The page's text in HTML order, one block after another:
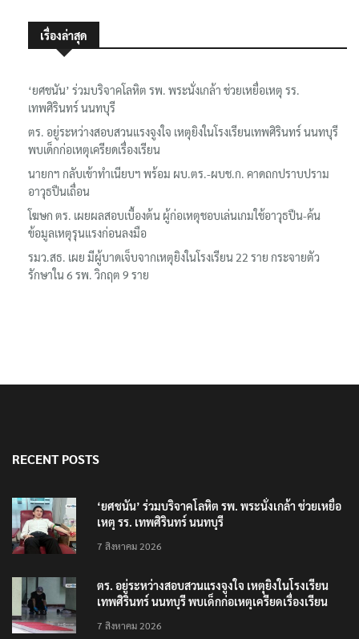
เรื่องล่าสุด
‘ยศชนัน’ ร่วมบริจาคโลหิต รพ. พระนั่งเกล้า ช่วยเหยื่อเหตุ รร.
เทพศิรินทร์ นนทบุรี
ตร. อยู่ระหว่างสอบสวนแรงจูงใจ เหตุยิงในโรงเรียนเทพศิรินทร์ นนทบุรี
พบเด็กก่อเหตุเครียดเรื่องเรียน
นายกฯ กลับเข้าทำเนียบฯ พร้อม ผบ.ตร.-ผบช.ก. คาดถกปราบปราม
อาวุธปืนเถื่อน
โฆษก ตร. เผยผลสอบเบื้องต้น ผู้ก่อเหตุชอบเล่นเกมใช้อาวุธปืน-ค้น
ข้อมูลเหตุรุนแรงก่อนลงมือ
รมว.สธ. เผย มีผู้บาดเจ็บจากเหตุยิงในโรงเรียน 22 ราย กระจายตัว
รักษาใน 6 รพ. วิกฤต 9 ราย
RECENT POSTS
‘ยศชนัน’ ร่วมบริจาคโลหิต รพ. พระนั่งเกล้า ช่วยเหยื่อ
เหตุ รร. เทพศิรินทร์ นนทบุรี
7 สิงหาคม 2026
ตร. อยู่ระหว่างสอบสวนแรงจูงใจ เหตุยิงในโรงเรียน
เทพศิรินทร์ นนทบุรี พบเด็กก่อเหตุเครียดเรื่องเรียน
7 สิงหาคม 2026